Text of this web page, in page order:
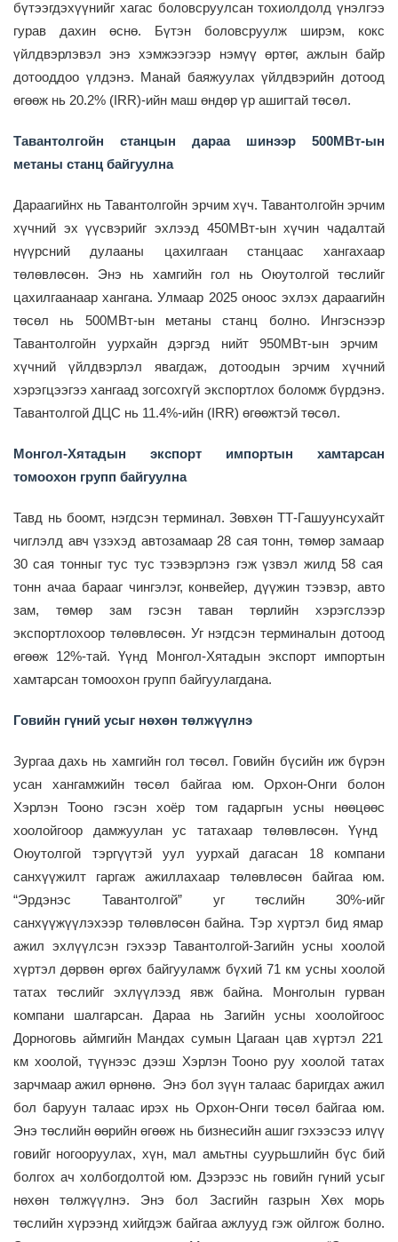
бүтээгдэхүүнийг хагас боловсруулсан тохиолдолд үнэлгээ
гурав дахин өснө. Бүтэн боловсруулж ширэм, кокс
үйлдвэрлэвэлэнэ хэмжээгээр нэмүү өртөг, ажлын байр
дотооддоо үлдэнэ. Манай баяжуулах үйлдвэрийн дотоод
өгөөж нь 20.2% (IRR)-ийн маш өндөр үр ашигтай төсөл.
Тавантолгойн станцын дараа шинээр 500МВт-ын
метаны станц байгуулна
Дараагийнх ньТавантолгойн эрчим хүч. Тавантолгойн эрчим
хүчний эх үүсвэрийг эхлээд 450МВт-ынхүчин чадалтай
нүүрсний дулааны цахилгаан станцаас хангахаар
төлөвлөсөн. Энэ ньхамгийн гол ньОюутолгой төслийг
цахилгаанаар хангана. Улмаар 2025 оноос эхлэх дараагийн
төсөл нь 500МВт-ын метаныстанц болно. Ингэснээр
Тавантолгойн уурхайн дэргэд нийт 950МВт-ын эрчим
хүчний үйлдвэрлэл явагдаж, дотоодын эрчим хүчний
хэрэгцээгээ хангаад зогсохгүй экспортлох боломж бүрдэнэ.
Тавантолгой ДЦС нь 11.4%-ийн (IRR) өгөөжтэй төсөл.
Монгол-Хятадын экспорт импортын хамтарсан
томоохон групп байгуулна
Тавд нь боомт, нэгдсэн терминал. Зөвхөн ТТ-Гашуунсухайт
чиглэлд авч үзэхэд автозамаар 28 сая тонн, төмөр замаар
30сая тонныг тус тус тээвэрлэнэ гэж үзвэл жилд 58 сая
тонн ачаа барааг чингэлэг, конвейер, дүүжинтээвэр, авто
зам, төмөр зам гэсэн таван төрлийн хэрэгслээр
экспортлохоор төлөвлөсөн. Уг нэгдсэн терминалын дотоод
өгөөж 12%-тай.Үүнд Монгол-Хятадын экспорт импортын
хамтарсан томоохон групп байгуулагдана.
Говийн гүний усыг нөхөн төлжүүлнэ
Зургаа дахь нь хамгийн гол төсөл. Говийн бүсийн иж бүрэн
усан хангамжийн төсөл байгаа юм. Орхон-Онги болон
Хэрлэн Тооно гэсэн хоёр том гадаргын усны нөөцөөс
хоолойгоор дамжуулан ус татахаар төлөвлөсөн. Үүнд
Оюутолгой тэргүүтэй уул уурхай дагасан 18 компани
санхүүжилт гаргаж ажиллахаар төлөвлөсөн байгаа юм.
“Эрдэнэс Тавантолгой”уг төслийн 30%-ийг
санхүүжүүлэхээр төлөвлөсөн байна. Тэр хүртэл бид ямар
ажил эхлүүлсэн гэхээр Тавантолгой-Загийн усны хоолой
хүртэл дөрвөн өргөх байгууламж бүхий 71 км усны хоолой
татах төслийг эхлүүлээд явж байна. Монголын гурван
компани шалгарсан. Дараа нь Загийн усны хоолойгоос
Дорноговь аймгийн Мандах сумын Цагаан цавхүртэл 221
км хоолой, түүнээс дээш Хэрлэн Тооно руу хоолой татах
зарчмаар ажил өрнөнө. Энэ бол зүүн талаас баригдах ажил
бол баруун талаас ирэх нь Орхон-Онги төсөл байгаа юм.
Энэ төслийн өөрийн өгөөж нь бизнесийн ашиг гэхээсээ илүү
говийг ногооруулах, хүн, мал амьтны суурьшлийн бүс бий
болгох ач холбогдолтой юм. Дээрээс нь говийн гүний усыг
нөхөн төлжүүлнэ. Энэ бол Засгийн газрын Хөх морь
төслийн хүрээнд хийгдэж байгаа ажлууд гэж ойлгож болно.